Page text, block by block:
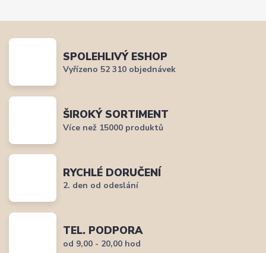
SPOLEHLIVÝ ESHOP
Vyřízeno 52 310 objednávek
ŠIROKÝ SORTIMENT
Více než 15000 produktů
RYCHLÉ DORUČENÍ
2. den od odeslání
TEL. PODPORA
od 9,00 - 20,00 hod